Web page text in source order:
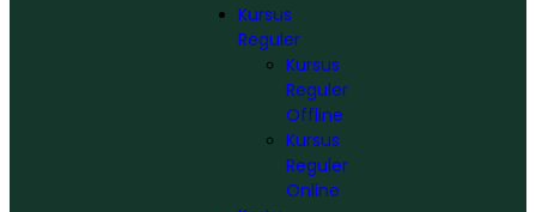
Kursus
Reguler
Kursus
Reguler
Offline
Kursus
Reguler
Online